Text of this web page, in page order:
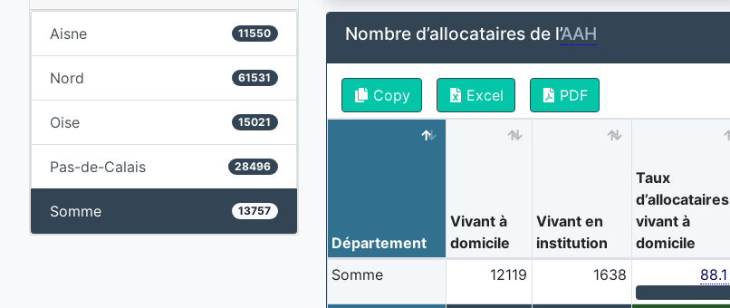
Aisne 11550
Nord 61531
Oise 15021
Pas-de-Calais 28496
Somme 13757
Nombre d’allocataires de l’AAH
Copy Excel PDF
Département
Vivant à
domicile
Vivant en
institution
Taux
d’allocataires
vivant à
domicile
Somme
12119 1638